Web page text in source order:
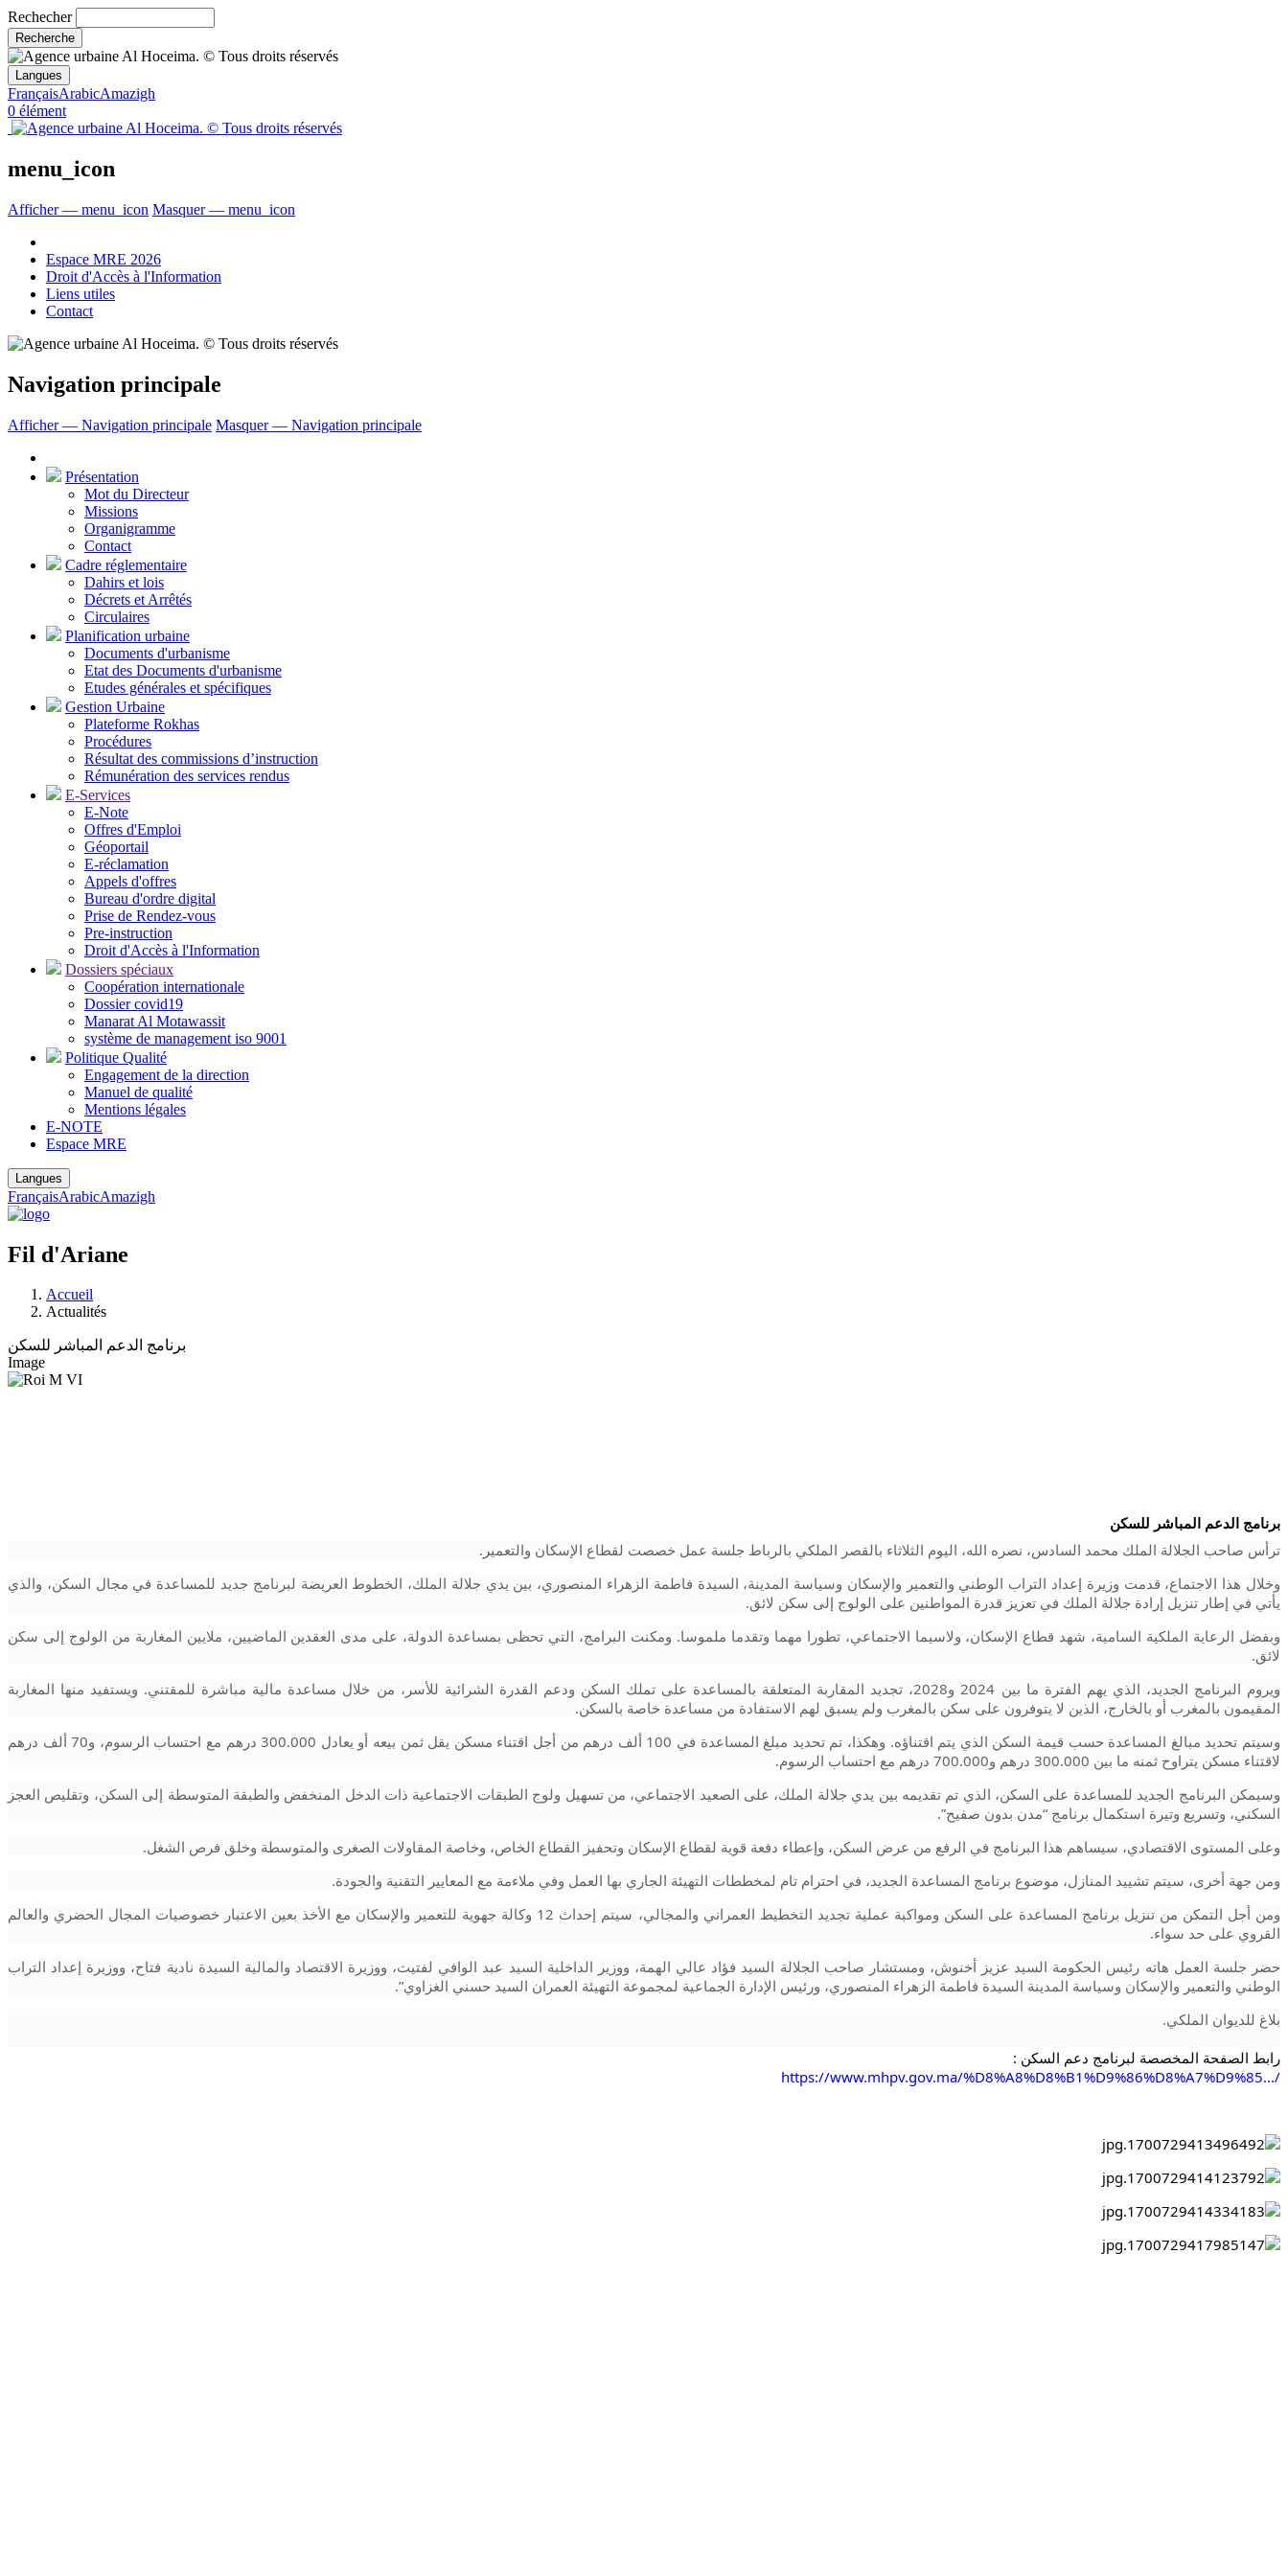
Rechecher
Langues
FrançaisArabicAmazigh
0 élément
menu_icon
Afficher — menu_icon Masquer — menu_icon
Espace MRE 2026
Droit d'Accès à l'Information
Liens utiles
Contact
Navigation principale
Afficher — Navigation principale Masquer — Navigation principale
Présentation
Mot du Directeur
Missions
Organigramme
Contact
Cadre réglementaire
Dahirs et lois
Décrets et Arrêtés
Circulaires
Planification urbaine
Documents d'urbanisme
Etat des Documents d'urbanisme
Etudes générales et spécifiques
Gestion Urbaine
Plateforme Rokhas
Procédures
Résultat des commissions d’instruction
Rémunération des services rendus
E-Services
E-Note
Offres d'Emploi
Géoportail
E-réclamation
Appels d'offres
Bureau d'ordre digital
Prise de Rendez-vous
Pre-instruction
Droit d'Accès à l'Information
Dossiers spéciaux
Coopération internationale
Dossier covid19
Manarat Al Motawassit
système de management iso 9001
Politique Qualité
Engagement de la direction
Manuel de qualité
Mentions légales
E-NOTE
Espace MRE
Langues
FrançaisArabicAmazigh
Fil d'Ariane
Accueil
Actualités
برنامج الدعم المباشر للسكن
Image
برنامج الدعم المباشر للسكن
ترأس صاحب الجلالة الملك محمد السادس، نصره الله، اليوم الثلاثاء بالقصر الملكي بالرباط جلسة عمل خصصت لقطاع الإسكان والتعمير.
يأتي في إطار تنزيل إرادة جلالة الملك في تعزيز قدرة المواطنين على الولوج إلى سكن لائق.
لائق.
المقيمون بالمغرب أو بالخارج، الذين لا يتوفرون على سكن بالمغرب ولم يسبق لهم الاستفادة من مساعدة خاصة بالسكن.
لاقتناء مسكن يتراوح ثمنه ما بين 300.000 درهم و700.000 درهم مع احتساب الرسوم.
السكني، وتسريع وتيرة استكمال برنامج “مدن بدون صفيح”.
وعلى المستوى الاقتصادي، سيساهم هذا البرنامج في الرفع من عرض السكن، وإعطاء دفعة قوية لقطاع الإسكان وتحفيز القطاع الخاص، وخاصة المقاولات الصغرى والمتوسطة وخلق فرص الشغل.
ومن جهة أخرى، سيتم تشييد المنازل، موضوع برنامج المساعدة الجديد، في احترام تام لمخططات التهيئة الجاري بها العمل وفي ملاءمة مع المعايير التقنية والجودة.
القروي على حد سواء.
الوطني والتعمير والإسكان وسياسة المدينة السيدة فاطمة الزهراء المنصوري، ورئيس الإدارة الجماعية لمجموعة التهيئة العمران السيد حسني الغزاوي”.
بلاغ للديوان الملكي.
رابط الصفحة المخصصة لبرنامج دعم السكن :
https://www.mhpv.gov.ma/%D8%A8%D8%B1%D9%86%D8%A7%D9%85.../